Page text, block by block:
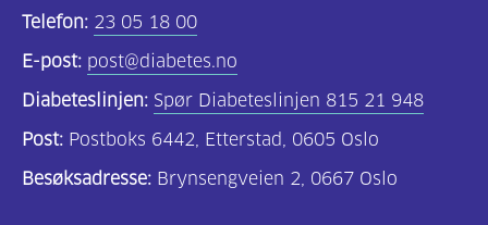
Telefon: 23 05 18 00
E-post: post@diabetes.no
Diabeteslinjen: Spør Diabeteslinjen 815 21 948
Post: Postboks 6442, Etterstad, 0605 Oslo
Besøksadresse: Brynsengveien 2, 0667 Oslo